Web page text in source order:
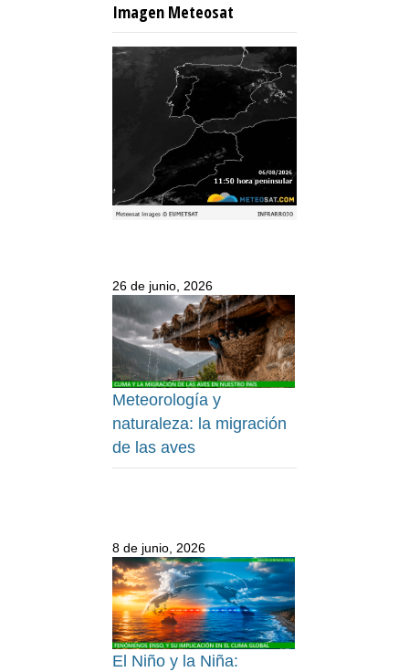
Imagen Meteosat
26 de junio, 2026
Meteorología y
naturaleza: la migración
de las aves
8 de junio, 2026
El Niño y la Niña: